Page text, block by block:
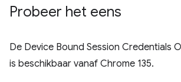
Probeer het eens
De Device Bound Session Credentials
is beschikbaar vanaf Chrome 135.